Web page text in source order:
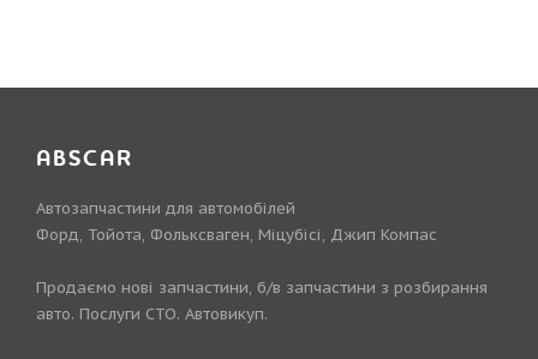
ABSCAR
Автозапчастини для автомобілей
Форд, Тойота, Фольксваген, Міцубісі, Джип Компас
Продаємо нові запчастини, б/в запчастини з розбирання
авто. Послуги СТО. Автовикуп.